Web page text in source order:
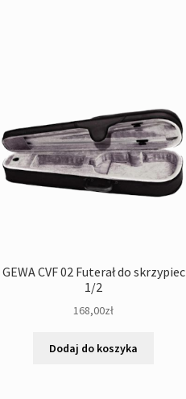
GEWA CVF 02 Futerał do skrzypiec
1/2
168,00zł
Dodaj do koszyka